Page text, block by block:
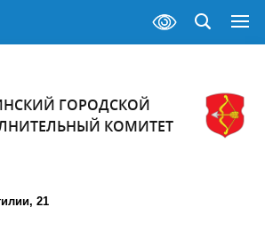
ГОРОДСКОЙ
КОМИТЕТ
21